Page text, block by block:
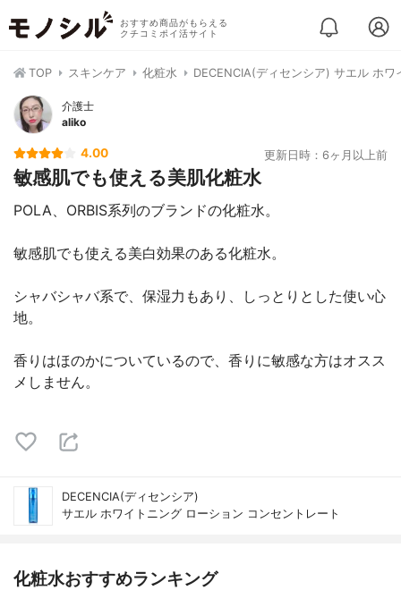
おすすめ商品がもらえる
クチコミポイ活サイト
TOP スキンケア 化粧水 DECENCIA(ディセンシア) サエル ホ
介護士
aliko
4.00 更新日時：6ヶ月以上前
敏感肌でも使える美肌化粧水
POLA、ORBIS系列のブランドの化粧水。
敏感肌でも使える美白効果のある化粧水。
シャバシャバ系で、保湿力もあり、しっとりとした使い心
地。
香りはほのかについているので、香りに敏感な方はオスス
メしません。
DECENCIA(ディセンシア)
サエル ホワイトニング ローション コンセントレート
化粧水おすすめランキング